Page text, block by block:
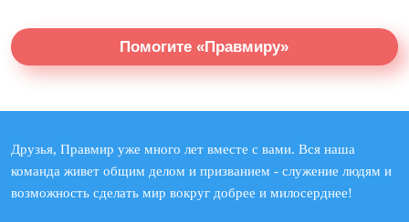
Помогите «Правмиру»
Друзья, Правмир уже много лет вместе с вами. Вся наша
команда живет общим делом и призванием - служение людям и
возможность сделать мир вокруг добрее и милосерднее!